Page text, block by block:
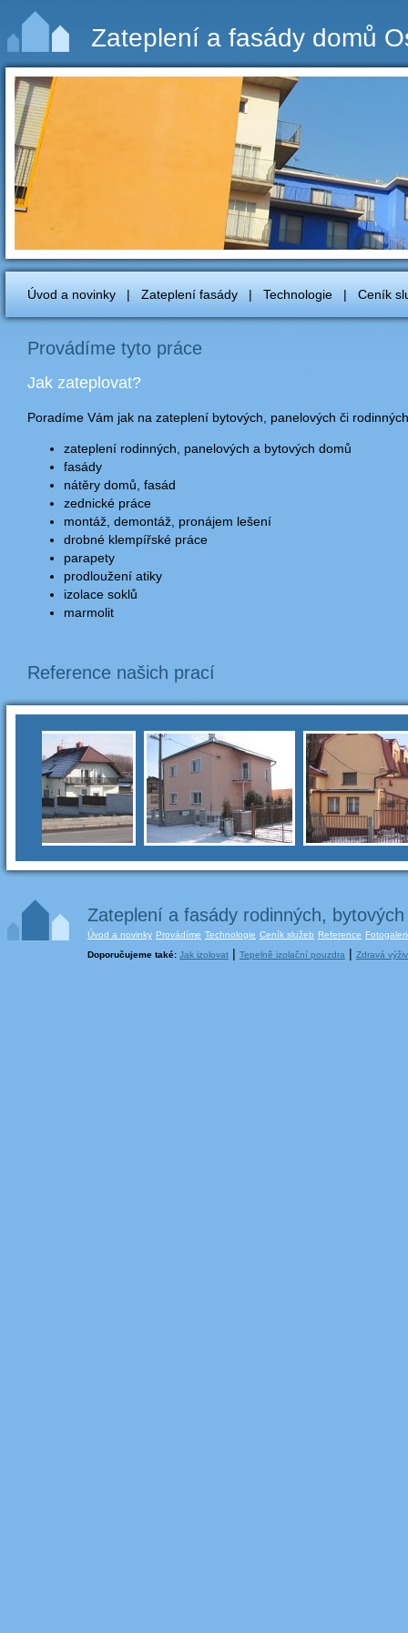
Zateplení a fasády domů
Úvod a novinky | Zateplení fasády | Technologie | Ceník
Provádíme tyto práce
Jak zateplovat?
Poradíme Vám jak na zateplení bytových, panelových či
zateplení rodinných, panelových a bytových domů
fasády
nátěry domů, fasád
zednické práce
montáž, demontáž, pronájem lešení
drobné klempířské práce
parapety
prodloužení atiky
izolace soklů
marmolit
Reference našich prací
Zateplení a fasády rodinných,
Úvod a novinky Provádíme Technologie Ceník služeb Reference
Doporučujeme také: Jak izolovat | Tepelně izolační pouzdra | Zdravá